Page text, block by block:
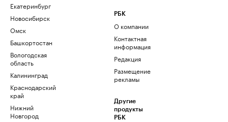
Екатеринбург
Новосибирск
Омск
Башкортостан
Вологодская
область
Калининград
Краснодарский
край
Нижний
Новгород
РБК
О компании
Контактная
информация
Редакция
Размещение
рекламы
Другие
продукты
РБК